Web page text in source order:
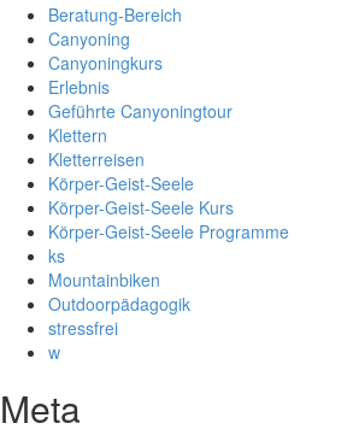
Beratung-Bereich
Canyoning
Canyoningkurs
Erlebnis
Geführte Canyoningtour
Klettern
Kletterreisen
Körper-Geist-Seele
Körper-Geist-Seele Kurs
Körper-Geist-Seele Programme
ks
Mountainbiken
Outdoorpädagogik
stressfrei
w
Meta